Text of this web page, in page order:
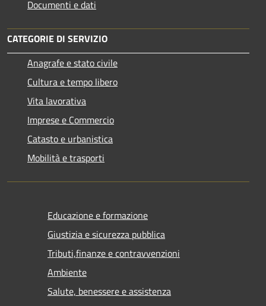
Documenti e dati
CATEGORIE DI SERVIZIO
Anagrafe e stato civile
Cultura e tempo libero
Vita lavorativa
Imprese e Commercio
Catasto e urbanistica
Mobilità e trasporti
Educazione e formazione
Giustizia e sicurezza pubblica
Tributi,finanze e contravvenzioni
Ambiente
Salute, benessere e assistenza